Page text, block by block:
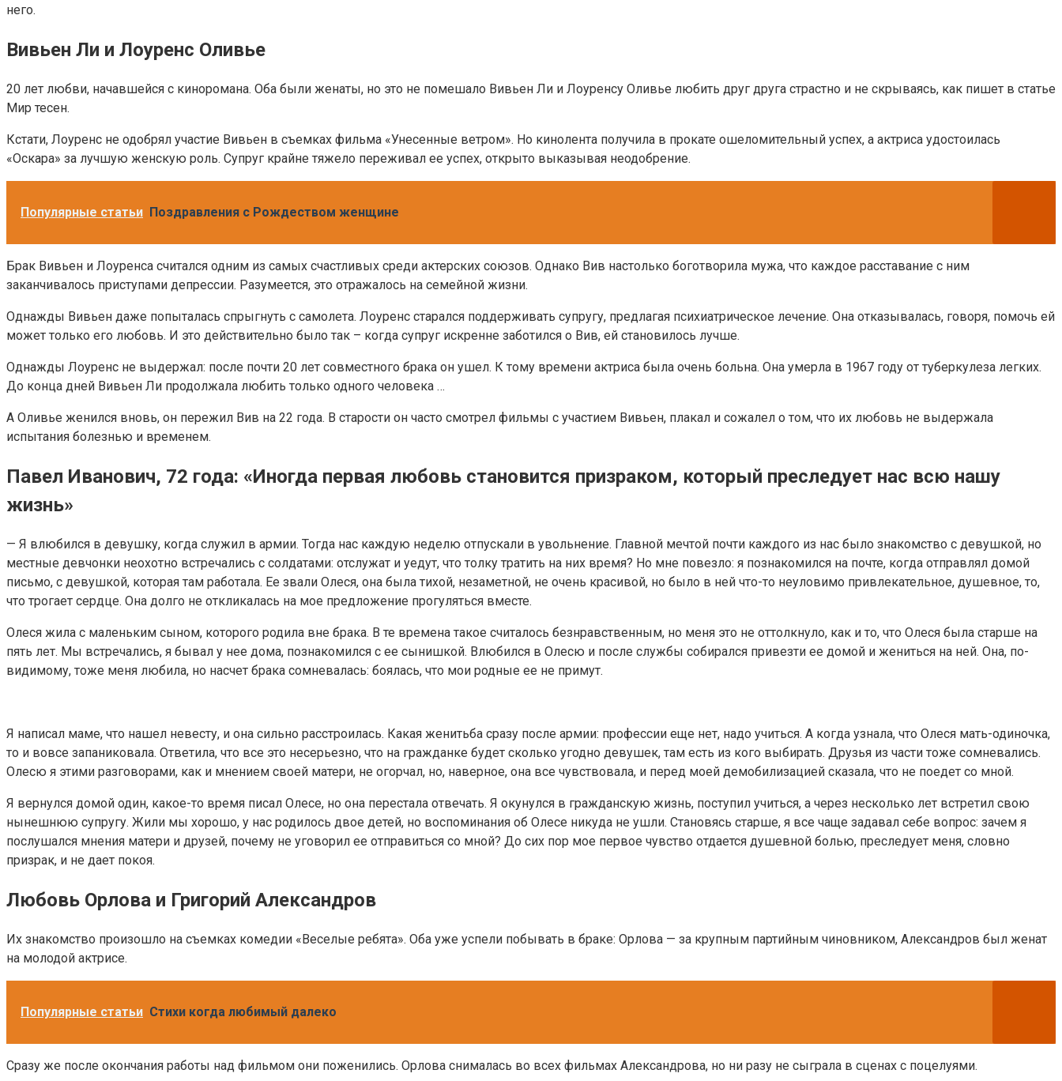
него.
Вивьен Ли и Лоуренс Оливье
20 лет любви, начавшейся с киноромана. Оба были женаты, но это не помешало Вивьен Ли и Лоуренсу Оливье любить друг друга страстно и не скрываясь, как пишет в статье
Мир тесен.
Кстати, Лоуренс не одобрял участие Вивьен в съемках фильма «Унесенные ветром». Но кинолента получила в прокате ошеломительный успех, а актриса удостоилась
«Оскара» за лучшую женскую роль. Супруг крайне тяжело переживал ее успех, открыто выказывая неодобрение.
Популярные статьи Поздравления с Рождеством женщине
Брак Вивьен и Лоуренса считался одним из самых счастливых среди актерских союзов. Однако Вив настолько боготворила мужа, что каждое расставание с ним
заканчивалось приступами депрессии. Разумеется, это отражалось на семейной жизни.
Однажды Вивьен даже попыталась спрыгнуть с самолета. Лоуренс старался поддерживать супругу, предлагая психиатрическое лечение. Она отказывалась, говоря, помочь ей
может только его любовь. И это действительно было так – когда супруг искренне заботился о Вив, ей становилось лучше.
Однажды Лоуренс не выдержал: после почти 20 лет совместного брака он ушел. К тому времени актриса была очень больна. Она умерла в 1967 году от туберкулеза легких.
До конца дней Вивьен Ли продолжала любить только одного человека …
А Оливье женился вновь, он пережил Вив на 22 года. В старости он часто смотрел фильмы с участием Вивьен, плакал и сожалел о том, что их любовь не выдержала
испытания болезнью и временем.
Павел Иванович, 72 года: «Иногда первая любовь становится призраком, который преследует нас всю нашу
жизнь»
— Я влюбился в девушку, когда служил в армии. Тогда нас каждую неделю отпускали в увольнение. Главной мечтой почти каждого из нас было знакомство с девушкой, но
местные девчонки неохотно встречались с солдатами: отслужат и уедут, что толку тратить на них время? Но мне повезло: я познакомился на почте, когда отправлял домой
письмо, с девушкой, которая там работала. Ее звали Олеся, она была тихой, незаметной, не очень красивой, но было в ней что-то неуловимо привлекательное, душевное, то,
что трогает сердце. Она долго не откликалась на мое предложение прогуляться вместе.
Олеся жила с маленьким сыном, которого родила вне брака. В те времена такое считалось безнравственным, но меня это не оттолкнуло, как и то, что Олеся была старше на
пять лет. Мы встречались, я бывал у нее дома, познакомился с ее сынишкой. Влюбился в Олесю и после службы собирался привезти ее домой и жениться на ней. Она, по-
видимому, тоже меня любила, но насчет брака сомневалась: боялась, что мои родные ее не примут.
Я написал маме, что нашел невесту, и она сильно расстроилась. Какая женитьба сразу после армии: профессии еще нет, надо учиться. А когда узнала, что Олеся мать-одиночка,
то и вовсе запаниковала. Ответила, что все это несерьезно, что на гражданке будет сколько угодно девушек, там есть из кого выбирать. Друзья из части тоже сомневались.
Олесю я этими разговорами, как и мнением своей матери, не огорчал, но, наверное, она все чувствовала, и перед моей демобилизацией сказала, что не поедет со мной.
Я вернулся домой один, какое-то время писал Олесе, но она перестала отвечать. Я окунулся в гражданскую жизнь, поступил учиться, а через несколько лет встретил свою
нынешнюю супругу. Жили мы хорошо, у нас родилось двое детей, но воспоминания об Олесе никуда не ушли. Становясь старше, я все чаще задавал себе вопрос: зачем я
послушался мнения матери и друзей, почему не уговорил ее отправиться со мной? До сих пор мое первое чувство отдается душевной болью, преследует меня, словно
призрак, и не дает покоя.
Любовь Орлова и Григорий Александров
Их знакомство произошло на съемках комедии «Веселые ребята». Оба уже успели побывать в браке: Орлова — за крупным партийным чиновником, Александров был женат
на молодой актрисе.
Популярные статьи Стихи когда любимый далеко
Сразу же после окончания работы над фильмом они поженились. Орлова снималась во всех фильмах Александрова, но ни разу не сыграла в сценах с поцелуями.